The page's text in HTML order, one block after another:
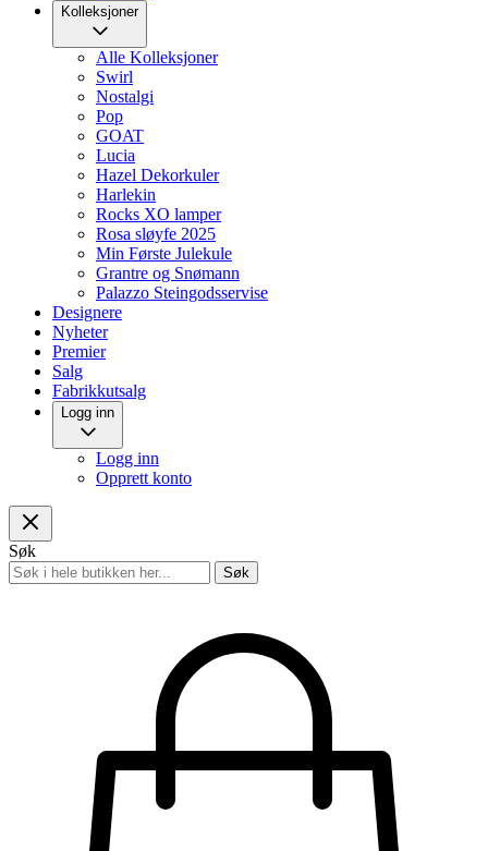
Kolleksjoner
Alle Kolleksjoner
Swirl
Nostalgi
Pop
GOAT
Lucia
Hazel Dekorkuler
Harlekin
Rocks XO lamper
Rosa sløyfe 2025
Min Første Julekule
Grantre og Snømann
Palazzo Steingodsservise
Designere
Nyheter
Premier
Salg
Fabrikkutsalg
Logg inn
Logg inn
Opprett konto
Søk
Søk